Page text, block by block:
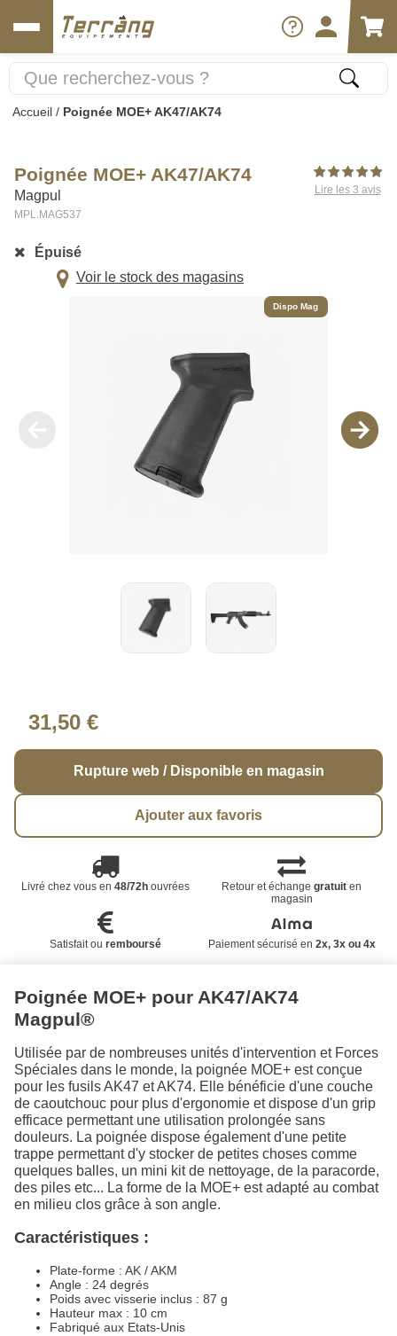
Accueil / Poignée MOE+ AK47/AK74
Poignée MOE+ AK47/AK74
Magpul
MPL.MAG537
Lire les 3 avis
Épuisé
Voir le stock des magasins
Dispo Mag
31,50 €
Rupture web / Disponible en magasin
Ajouter aux favoris
Livré chez vous en 48/72houvrées Retour et échangegratuit en
magasin
Satisfait ou remboursé Paiement sécurisé en 2x, 3x ou 4x
Poignée MOE+ pour AK47/AK74
Magpul®
Utilisée par de nombreuses unités d'intervention et Forces
Spéciales dans le monde, la poignée MOE+ est conçue
pour les fusils AK47 et AK74. Elle bénéficie d'une couche
de caoutchouc pour plus d'ergonomie et dispose d'un grip
efficace permettant une utilisation prolongée sans
douleurs. La poignée dispose également d'une petite
trappe permettant d'y stocker de petites choses comme
quelques balles, un mini kit de nettoyage, de la paracorde,
des piles etc... La forme de la MOE+ est adapté au combat
en milieu clos grâce à son angle.
Caractéristiques :
Plate-forme : AK / AKM
Angle : 24 degrés
Poids avec visserie inclus : 87 g
Hauteur max : 10 cm
Fabriqué aux Etats-Unis